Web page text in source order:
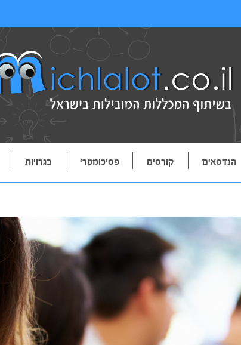
הנדסאים קורסים פסיכומטרי בגרויות